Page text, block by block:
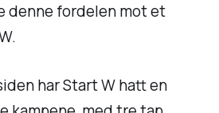
denne fordelen mot et
har Start W hatt en